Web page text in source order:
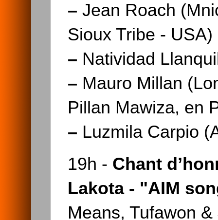
– Jean Roach
Sioux Tribe - USA)
– Natividad
– Mauro Millan
Pillan Mawiza, en
– Luzmila Carpio
19h - Chant
Lakota - "AIM
Means, Tufawon